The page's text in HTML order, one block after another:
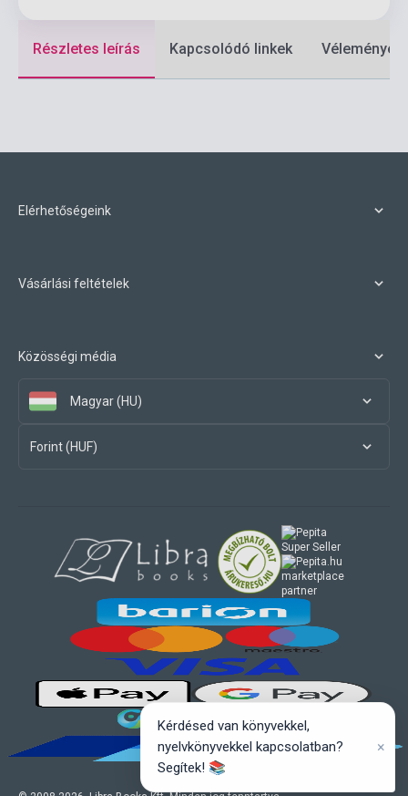
Részletes leírás Kapcsolódó linkek Vélemények
Elérhetőségeink
Vásárlási feltételek
Közösségi média
Magyar (HU)
Forint (HUF)
marketplace
partner
Kérdésed van könyvekkel,
nyelvkönyvekkel kapcsolatban?
Segítek! 📚
×